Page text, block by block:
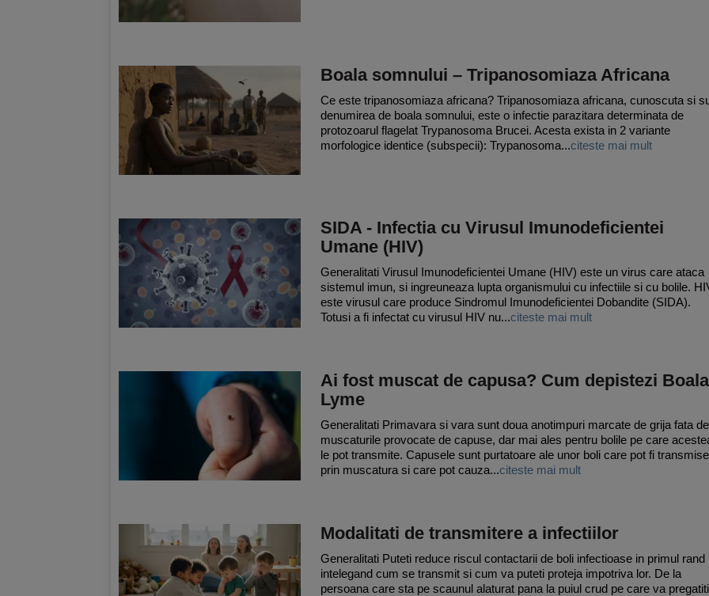
Boala somnului – Tripanosomiaza Africana
Ce este tripanosomiaza africana? Tripanosomiaza africana, cunoscuta si
denumirea de boala somnului, este o infectie parazitara determinata de
protozoarul flagelat Trypanosoma Brucei. Acesta exista in 2 variante
morfologice identice (subspecii): Trypanosoma...citeste mai mult
SIDA - Infectia cu Virusul Imunodeficientei
Umane (HIV)
Generalitati Virusul Imunodeficientei Umane (HIV) este un virus care ataca
sistemul imun, si ingreuneaza lupta organismului cu infectiile si cu bolile.
este virusul care produce Sindromul Imunodeficientei Dobandite (SIDA).
Totusi a fi infectat cu virusul HIV nu...citeste mai mult
Ai fost muscat de capusa? Cum depistezi Boala
Lyme
Generalitati Primavara si vara sunt doua anotimpuri marcate de grija fata de
muscaturile provocate de capuse, dar mai ales pentru bolile pe care
le pot transmite. Capusele sunt purtatoare ale unor boli care pot fi transmise
prin muscatura si care pot cauza...citeste mai mult
Modalitati de transmitere a infectiilor
Generalitati Puteti reduce riscul contactarii de boli infectioase in primul rand
intelegand cum se transmit si cum va puteti proteja impotriva lor. De la
persoana care sta pe scaunul alaturat pana la puiul crud pe care va pregatiti